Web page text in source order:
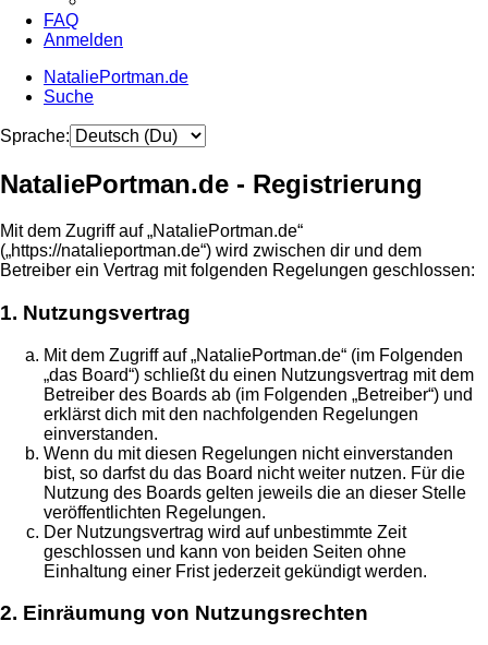
FAQ
Anmelden
NataliePortman.de
Suche
Sprache:
NataliePortman.de - Registrierung
Mit dem Zugriff auf „NataliePortman.de“
(„https://natalieportman.de“) wird zwischen dir und dem
Betreiber ein Vertrag mit folgenden Regelungen geschlossen:
1. Nutzungsvertrag
Mit dem Zugriff auf „NataliePortman.de“ (im Folgenden
„das Board“) schließt du einen Nutzungsvertrag mit dem
Betreiber des Boards ab (im Folgenden „Betreiber“) und
erklärst dich mit den nachfolgenden Regelungen
einverstanden.
Wenn du mit diesen Regelungen nicht einverstanden
bist, so darfst du das Board nicht weiter nutzen. Für die
Nutzung des Boards gelten jeweils die an dieser Stelle
veröffentlichten Regelungen.
Der Nutzungsvertrag wird auf unbestimmte Zeit
geschlossen und kann von beiden Seiten ohne
Einhaltung einer Frist jederzeit gekündigt werden.
2. Einräumung von Nutzungsrechten